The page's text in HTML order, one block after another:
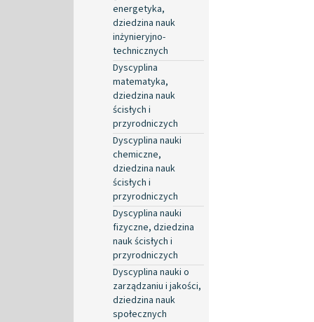
energetyka,
dziedzina nauk
inżynieryjno-
technicznych
Dyscyplina
matematyka,
dziedzina nauk
ścisłych i
przyrodniczych
Dyscyplina nauki
chemiczne,
dziedzina nauk
ścisłych i
przyrodniczych
Dyscyplina nauki
fizyczne, dziedzina
nauk ścisłych i
przyrodniczych
Dyscyplina nauki o
zarządzaniu i jakości,
dziedzina nauk
społecznych